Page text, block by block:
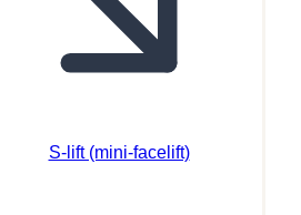
S-lift (mini-facelift)